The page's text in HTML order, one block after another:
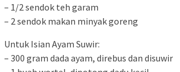
– 1/2 sendok teh garam
– 2 sendok makan minyak goreng
Untuk Isian Ayam Suwir:
– 300 gram dada ayam, direbus dan disuwir